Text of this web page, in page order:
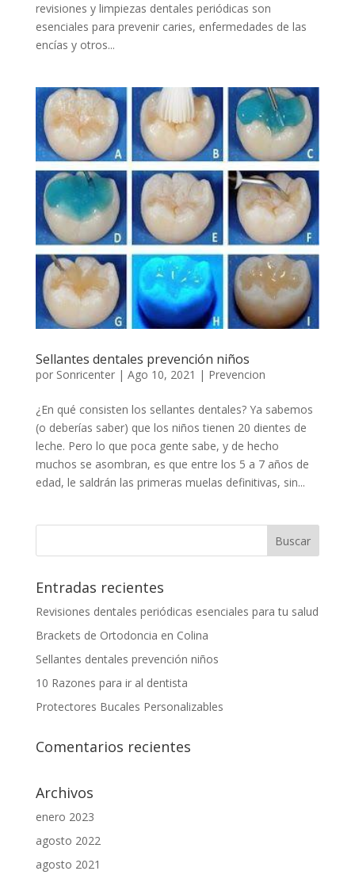
revisiones y limpiezas dentales periódicas son
esenciales para prevenir caries, enfermedades de las
encías y otros...
Sellantes dentales prevención niños
por Sonricenter| Ago 10, 2021 | Prevencion
¿En qué consisten los sellantes dentales? Ya sabemos
(o deberías saber) que los niños tienen 20 dientes de
leche. Pero lo que poca gente sabe, y de hecho
muchos se asombran, es que entre los 5 a 7 años de
edad, le saldrán las primeras muelas definitivas, sin...
Entradas recientes
Revisiones dentales periódicas esenciales para tu salud
Brackets de Ortodoncia en Colina
Sellantes dentales prevención niños
10 Razones para ir al dentista
Protectores Bucales Personalizables
Comentarios recientes
Archivos
enero 2023
agosto 2022
agosto 2021